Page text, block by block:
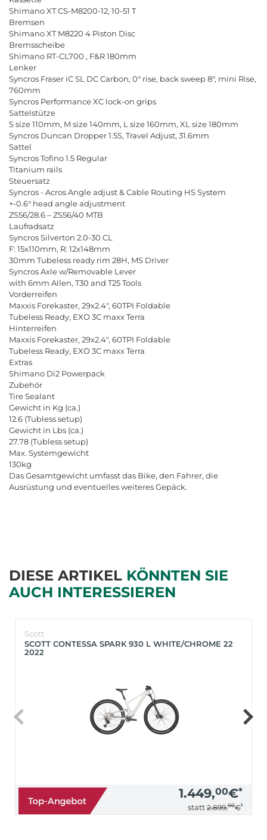
ShimanoXTCS-M8200-12, 10-51 T
Bremsen
ShimanoXT M8220 4 Piston Disc
Bremsscheibe
Shimano RT-CL 700 , F&R180mm
Lenker
Syncros Fraser iCSL DCCarbon, 0° rise, back sweep8°, mini Rise,
760mm
Syncros PerformanceXC lock-on grips
Sattelstütze
Ssize110mm, M size140mm, L size160mm, XL size180mm
Syncros Duncan Dropper1.5S, Travel Adjust, 31.6mm
Sattel
SyncrosTofino1.5 Regular
Titanium rails
Steuersatz
Syncros-AcrosAngleadjust& Cable Routing HSSystem
+-0.6° head angleadjustment
ZS56/28.6 –ZS56/40 MTB
Laufradsatz
SyncrosSilverton 2.0-30 CL
F: 15x110mm, R: 12x148mm
30mm Tubeless ready rim 28H, MS Driver
SyncrosAxlew/Removable Lever
with 6mm Allen, T30 and T25Tools
Vorderreifen
Maxxis Forekaster, 29x2.4", 60TPI Foldable
Tubeless Ready, EXO3C maxxTerra
Hinterreifen
Maxxis Forekaster, 29x2.4", 60TPI Foldable
Tubeless Ready, EXO3C maxxTerra
Extras
Shimano Di2 Powerpack
Zubehör
TireSealant
Gewicht in Kg (ca.)
12.6 (Tublesssetup)
Gewicht in Lbs (ca.)
27.78 (Tublesssetup)
Max. Systemgewicht
130kg
DasGesamtgewicht umfasstdas Bike, den Fahrer, die
Ausrüstung und eventuellesweiteresGepäck.
DIESE ARTIKEL KÖNNTEN SIE
AUCH INTERESSIEREN
Scott
SCOTT CONTESSA SPARK 930 L WHITE/CHROME 22
2022
1.449,00€*
statt 2.899,00€*